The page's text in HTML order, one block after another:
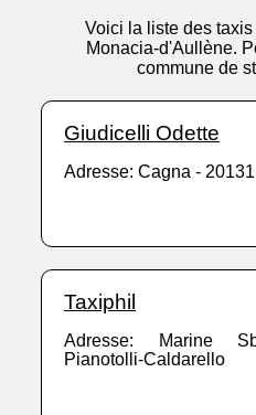
Voici la liste des
Monacia-d'Aullène.
commune de
Giudicelli Odette
Adresse: Cagna -
Taxiphil
Adresse: Marine
Pianotolli-Caldarello